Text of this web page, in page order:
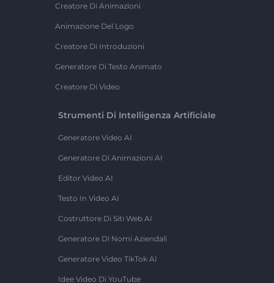
Creatore Di Animazioni
Animazione Del Logo
Creatore Di Introduzioni
Generatore Di Testo Animato
Creatore Di Video
Strumenti Di Intelligenza Artificiale
Generatore Video AI
Generatore Di Animazioni AI
Editor Video AI
Testo In Video AI
Costruttore Di Siti Web AI
Generatore Di Nomi Aziendali
Generatore Video TikTok AI
Idee Video Di YouTube